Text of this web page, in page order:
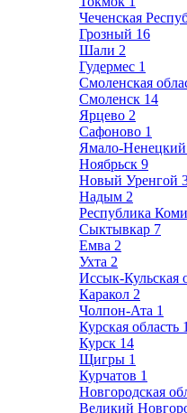
Чеченская
Грозный 16
Шали 2
Гудермес 1
Смоленская
Смоленск 14
Ярцево 2
Сафоново 1
Ямало-
Ноябрьск 9
Новый Уренгой
Надым 2
Республика Коми
Сыктывкар 7
Емва 2
Ухта 2
Иссык-Кульская
Каракол 2
Чолпон-Ата 1
Курская область
Курск 14
Щигры 1
Курчатов 1
Новгородская
Великий